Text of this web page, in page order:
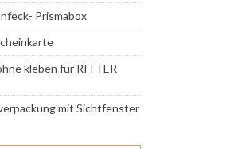
Prismabox
kleben für RITTER
mit Sichtfenster